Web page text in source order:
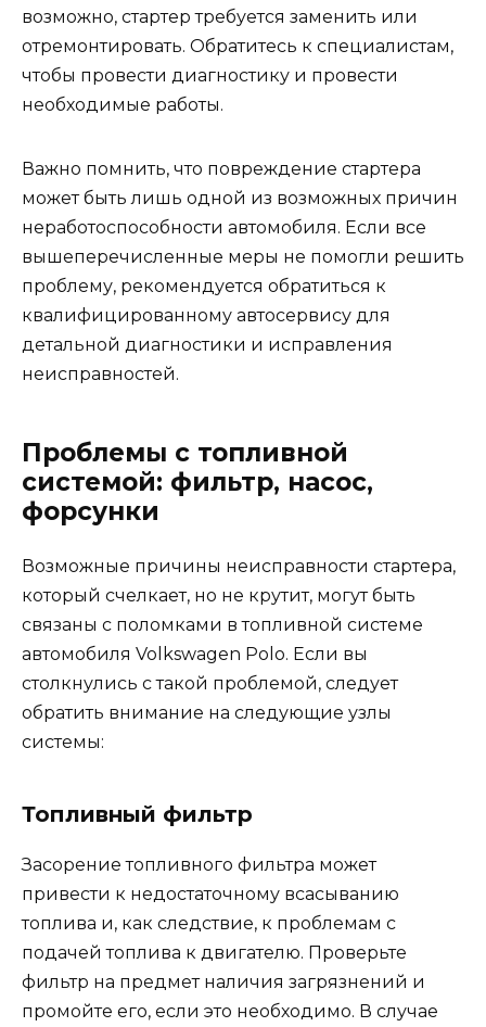
возможно, стартер требуется заменить или
отремонтировать. Обратитесь к специалистам,
чтобы провести диагностику и провести
необходимые работы.
Важно помнить, что повреждение стартера
может быть лишь одной из возможных причин
неработоспособности автомобиля. Если все
вышеперечисленные меры не помогли решить
проблему, рекомендуется обратиться к
квалифицированному автосервису для
детальной диагностики и исправления
неисправностей.
Проблемы с топливной
системой: фильтр, насос,
форсунки
Возможные причины неисправности стартера,
который счелкает, но не крутит, могут быть
связаны с поломками в топливной системе
автомобиля Volkswagen Polo. Если вы
столкнулись с такой проблемой, следует
обратить внимание на следующие узлы
системы:
Топливный фильтр
Засорение топливного фильтра может
привести к недостаточному всасыванию
топлива и, как следствие, к проблемам с
подачей топлива к двигателю. Проверьте
фильтр на предмет наличия загрязнений и
промойте его, если это необходимо. В случае